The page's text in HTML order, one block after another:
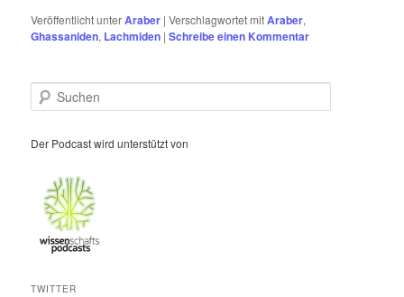
Veröffentlicht unterAraber |Verschlagwortet mitAraber,
Ghassaniden, Lachmiden |Schreibe einen Kommentar
u
h
Der Podcast wird unterstützt von
TWITTER